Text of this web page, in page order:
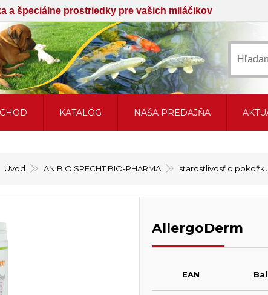
a špeciálne prostriedky pre vašich miláčikov
Úvod ANIBIO SPECHT BIO-PHARMA starostlivosť o
AllergoDerm
EAN
KATALÓG NAŠA PREDAJŇA